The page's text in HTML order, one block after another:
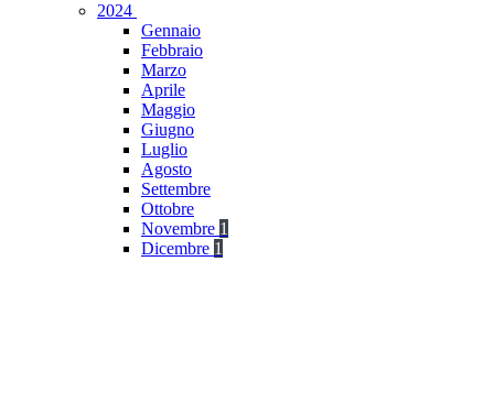
2024
Gennaio
Febbraio
Marzo
Aprile
Maggio
Giugno
Luglio
Agosto
Settembre
Ottobre
Novembre 1
Dicembre 1